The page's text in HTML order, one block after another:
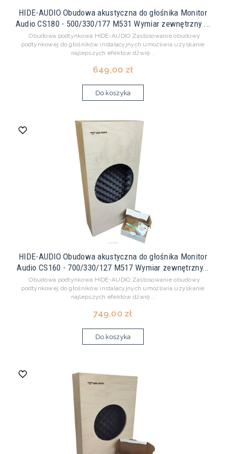
HIDE-AUDIO Obudowa akustyczna do głośnika Monitor
Audio CS180 - 500/330/177 M531 Wymiar zewnętrzny ...
Obudowa podtynkowa HIDE-AUDIO Zastosowanie obudowy
podtynkowej do głośników instalacyjnych umożliwia uzyskanie
najlepszych efektów dźwię...
649,00 zł
Do koszyka
HIDE-AUDIO Obudowa akustyczna do głośnika Monitor
Audio CS160 - 700/330/127 M517 Wymiar zewnętrzny...
Obudowa podtynkowa HIDE-AUDIO Zastosowanie obudowy
podtynkowej do głośników instalacyjnych umożliwia uzyskanie
najlepszych efektów dźwię...
749,00 zł
Do koszyka